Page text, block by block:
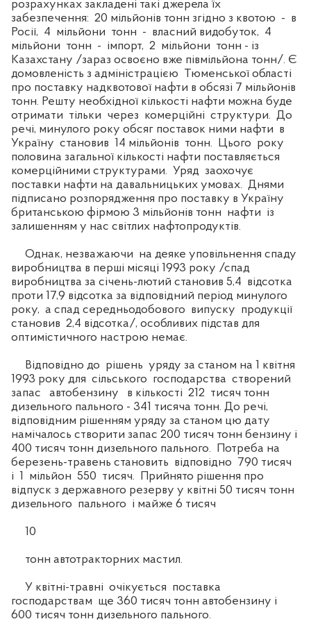
розрахунках закладені такі джерела їх
забезпечення: 20 мільйонів тонн згідно з квотою - в
Росії, 4 мільйони тонн - власний видобуток, 4
мільйони тонн - імпорт, 2 мільйони тонн - із
Казахстану /зараз освоєно вже півмільйона тонн/. Є
домовленість з адміністрацією Тюменської області
про поставку надквотової нафти в обсязі 7 мільйонів
тонн. Решту необхідної кількості нафти можна буде
отримати тільки через комерційні структури. До
речі, минулого року обсяг поставок ними нафти в
Україну становив 14 мільйонів тонн. Цього року
половина загальної кількості нафти поставляється
комерційними структурами. Уряд заохочує
поставки нафти на давальницьких умовах. Днями
підписано розпорядження про поставку в Україну
британською фірмою 3 мільйонів тонн нафти із
залишенням у нас світлих нафтопродуктів.
Однак, незважаючи на деяке уповільнення спаду
виробництва в перші місяці 1993 року /спад
виробництва за січень-лютий становив 5,4 відсотка
проти 17,9 відсотка за відповідний період минулого
року, а спад середньодобового випуску продукції
становив 2,4 відсотка/, особливих підстав для
оптимістичного настрою немає.
Відповідно до рішень уряду за станом на 1 квітня
1993 року для сільського господарства створений
запас автобензину в кількості 212 тисяч тонн
дизельного пального - 341 тисяча тонн. До речі,
відповідним рішенням уряду за станом цю дату
намічалось створити запас 200 тисяч тонн бензину і
400 тисяч тонн дизельного пального. Потреба на
березень-травень становить відповідно 790 тисяч
і 1 мільйон 550 тисяч. Прийнято рішення про
відпуск з державного резерву у квітні 50 тисяч тонн
дизельного пального і майже 6 тисяч
10
тонн автотракторних мастил.
У квітні-травні очікується поставка
господарствам ще 360 тисяч тонн автобензину і
600 тисяч тонн дизельного пального.